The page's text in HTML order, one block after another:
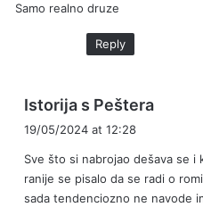
Samo realno druze
Reply
Istorija s Peštera
s
:
19/05/2024 at 12:28
Sve što si nabrojao dešava se i
ranije se pisalo da se radi o
sada tendenciozno ne navode